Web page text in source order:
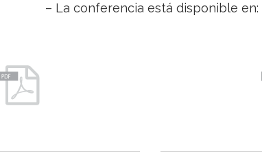
– La conferencia está disponible en: